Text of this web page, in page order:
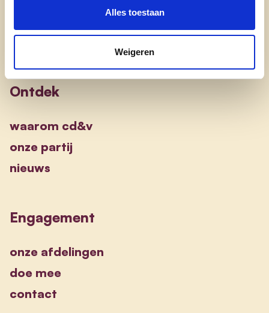
Alles toestaan
Weigeren
Ontdek
waarom cd&v
onze partij
nieuws
Engagement
onze afdelingen
doe mee
contact